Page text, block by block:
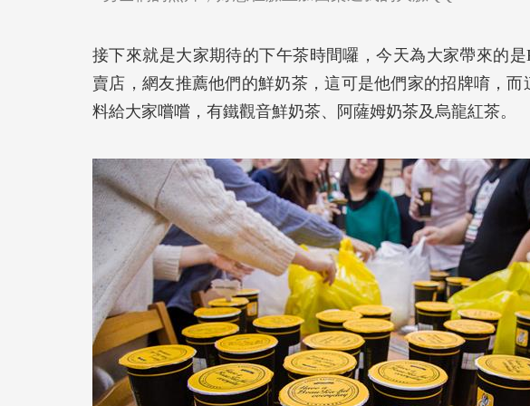
接下來就是大家期待的下午茶時間囉，今天為大家帶來的是
賣店，網友推薦他們的鮮奶茶，這可是他們家的招牌唷，
料給大家嚐嚐，有鐵觀音鮮奶茶、阿薩姆奶茶及烏龍紅茶。